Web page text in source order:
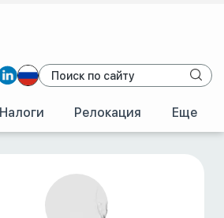
Налоги Релокация Еще